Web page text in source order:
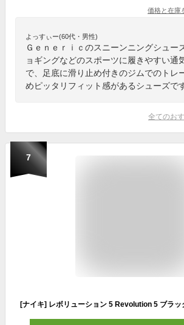
価格と在庫
よっすぃー(60代・男性)
Ｇｅｎｅｒｉｃのスニーンニングシュー
ョギングなどのスポーツに履きやすい通
で、足底に滑り止め付きのジムでのトレ
めピッタリフィット感があるシューズです
全てのお
7